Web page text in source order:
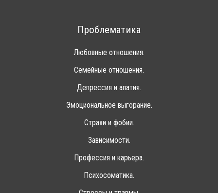
Проблематика
Любовные отношения.
Семейные отношения.
Депрессия и апатия.
Эмоциональное выгорание.
Страхи и фобии.
Зависимости.
Профессия и карьера.
Психосоматика.